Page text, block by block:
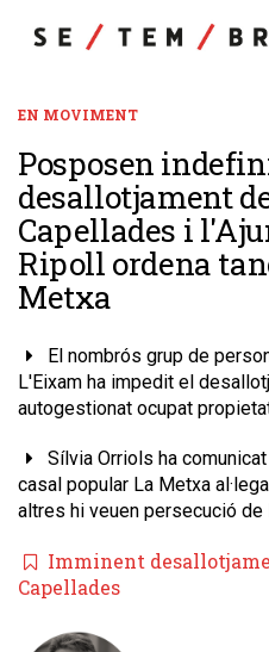
EN MOVIMENT
Posposen
desallotjament
Capellades i
Ripoll ordena
Metxa
El nombrós grup de
L'Eixam ha impedit el
autogestionat ocupat
Sílvia Orriols ha
casal popular La Metxa
altres hi veuen persecució
Imminent
Capellades